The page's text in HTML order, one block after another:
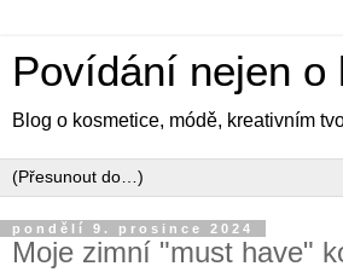
Povídání nejen o
Blog o kosmetice, módě, kreativním
pondělí 9. prosince 2024
Moje zimní "must have"